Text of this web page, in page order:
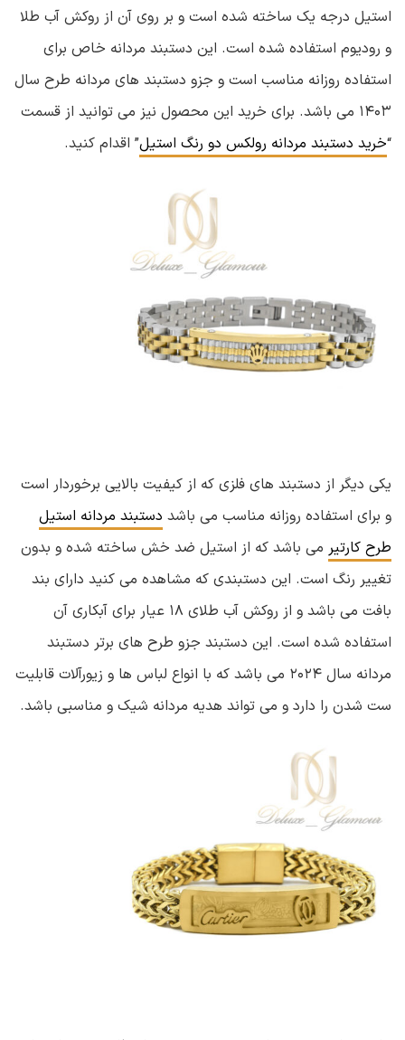
استیل درجه یک ساخته شده است و بر روی آن از روکش آب طلا
و رودیوم استفاده شده است. این دستبند مردانه خاص برای
استفاده روزانه مناسب است و جزو دستبند های مردانه طرح سال
۱۴۰۳ می باشد. برای خرید این محصول نیز می توانید از قسمت
“خرید دستبند مردانه رولکس دو رنگ استیل” اقدام کنید.
یکی دیگر از دستبند های فلزی که از کیفیت بالایی برخوردار است
و برای استفاده روزانه مناسب می باشد دستبند مردانه استیل
طرح کارتیر می باشد که از استیل ضد خش ساخته شده و بدون
تغییر رنگ است. این دستبندی که مشاهده می کنید دارای بند
بافت می باشد و از روکش آب طلای ۱۸ عیار برای آبکاری آن
استفاده شده است. این دستبند جزو طرح های برتر دستبند
مردانه سال ۲۰۲۴ می باشد که با انواع لباس ها و زیورآلات قابلیت
ست شدن را دارد و می تواند هدیه مردانه شیک و مناسبی باشد.